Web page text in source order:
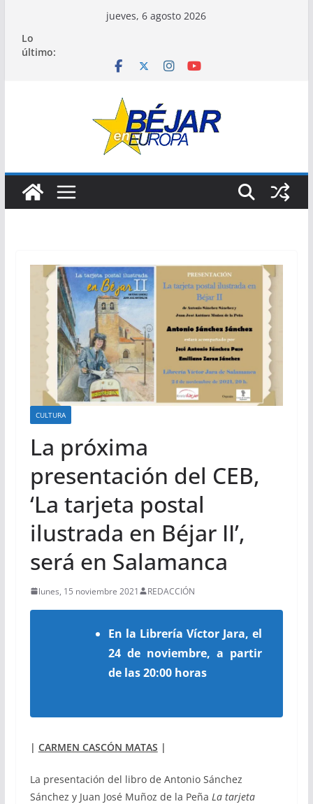
contenido
jueves, 6 agosto 2026
Lo
último:
CULTURA
La próxima
presentación del CEB,
‘La tarjeta postal
ilustrada en Béjar II’,
será en Salamanca
lunes, 15 noviembre 2021 REDACCIÓN
En la Librería Víctor Jara, el
24 de noviembre, a partir
de las 20:00 horas
| CARMEN CASCÓN MATAS |
La presentación del libro de Antonio Sánchez
Sánchez y Juan José Muñoz de la Peña La tarjeta